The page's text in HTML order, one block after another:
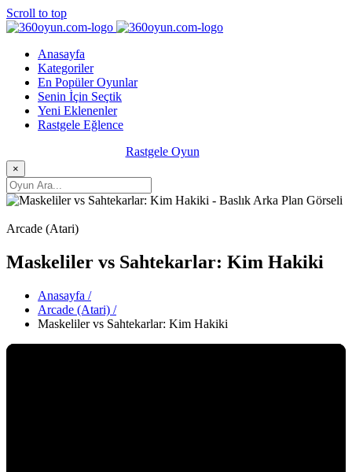
Scroll to top
Anasayfa
Kategoriler
En Popüler Oyunlar
Senin İçin Seçtik
Yeni Eklenenler
Rastgele Eğlence
Rastgele Oyun
×
Arcade (Atari)
Maskeliler vs Sahtekarlar: Kim Hakiki
Anasayfa /
Arcade (Atari) /
Maskeliler vs Sahtekarlar: Kim Hakiki